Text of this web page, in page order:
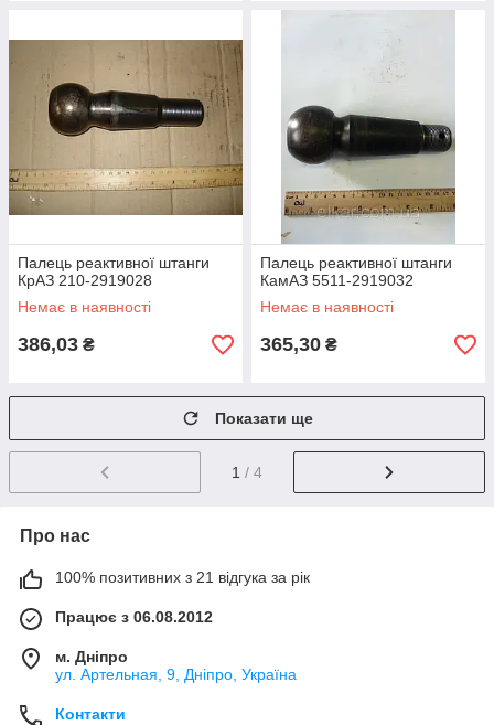
Палець реактивної штанги
КрАЗ 210-2919028
Немає в наявності
386,03 ₴
Палець реактивної штанги
КамАЗ 5511-2919032
Немає в наявності
365,30 ₴
Показати ще
1 / 4
Про нас
100% позитивних з 21 відгука за рік
Працює з 06.08.2012
м. Дніпро
ул. Артельная, 9, Дніпро, Україна
Контакти